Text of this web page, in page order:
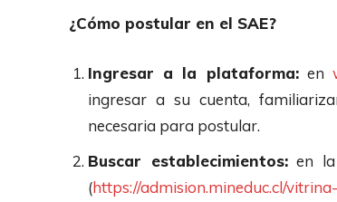
¿Cómo postular en el SAE?
Ingresar a la plataforma:en
ingresar a su cuenta,
necesaria para postular.
Buscar establecimientos:en la
(https://admision.mineduc.cl/